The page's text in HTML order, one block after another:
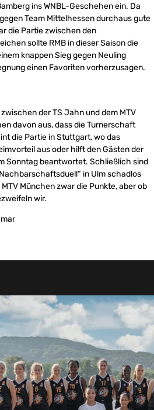
ins WNBL-Geschehen ein. Da
Team Mittelhessen durchaus gute
die Partie zwischen den
sollte RMB in dieser Saison die
knappen Sieg gegen Neuling
einen Favoriten vorherzusagen.
der TS Jahn und dem MTV
davon aus, dass die Turnerschaft
die Partie in Stuttgart, wo das
aus oder hilft den Gästen der
Sonntag beantwortet. Schließlich sind
in Ulm schadlos
München zwar die Punkte, aber ob
wir.